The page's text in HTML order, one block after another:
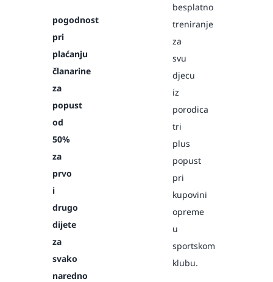
pogodnost
pri
plaćanju
članarine
za
popust
od
50%
za
prvo
i
drugo
dijete
za
svako
naredno
besplatno
treniranje
za
svu
djecu
iz
porodica
tri
plus
popust
pri
kupovini
opreme
u
sportskom
klubu.